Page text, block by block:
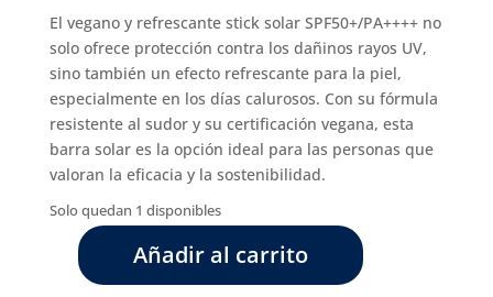
El vegano y refrescante stick solar SPF50+/PA++++ no
solo ofrece protección contra los dañinos rayos UV,
sino también un efecto refrescante para la piel,
especialmente en los días calurosos. Con su fórmula
resistente al sudor y su certificación vegana, esta
barra solar es la opción ideal para las personas que
valoran la eficacia y la sostenibilidad.
Solo quedan 1 disponibles
MISSHA
Añadir al carrito